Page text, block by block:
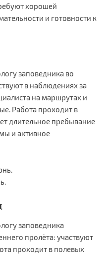
хорошей
и готовности к
заповедника во
в наблюдениях за
на маршрутах и
Работа проходит в
длительное пребывание
и активное
заповедника
пролёта: участвуют
проходит в полевых